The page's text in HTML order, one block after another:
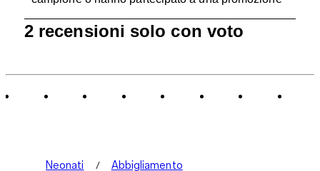
di
2 recensioni solo con voto
Neonati
Abbigliamento